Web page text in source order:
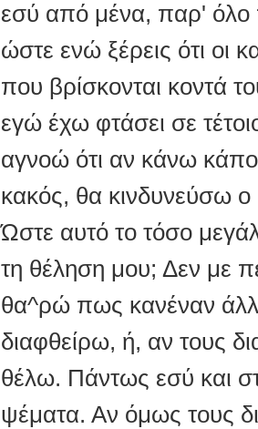
εσύ από μένα, παρ' όλο
ώστε ενώ ξέρεις ότι οι
που βρίσκονται κοντά
εγώ έχω φτάσει σε
αγνοώ ότι αν κάνω
κακός, θα κινδυνεύσω ο
Ώστε αυτό το τόσο
τη θέληση μου; Δεν με
θα^ρώ πως κανέναν
διαφθείρω, ή, αν τους
θέλω. Πάντως εσύ και
ψέματα. Αν όμως τους